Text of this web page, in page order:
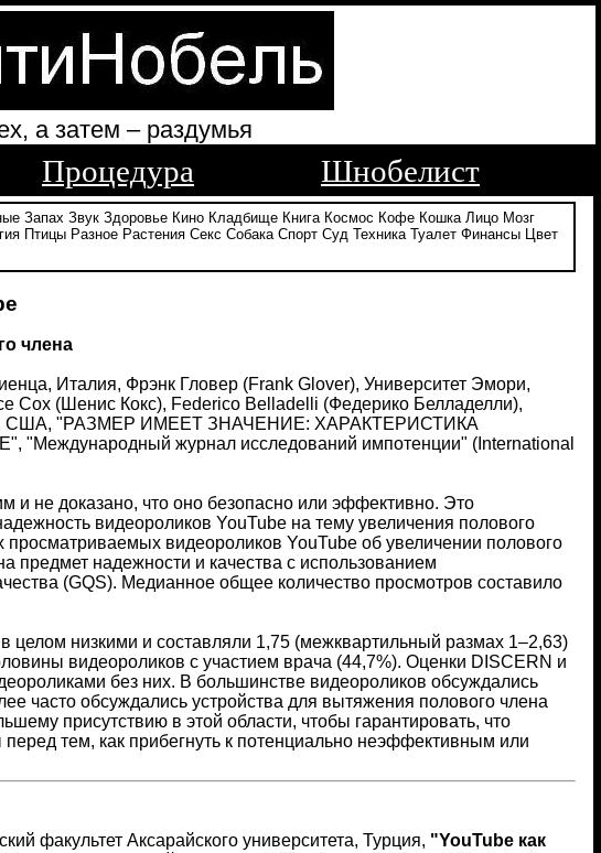
а затем – раздумья
Процедура Шнобелист
Запах Звук Здоровье Кино Кладбище Книга Космос Кофе Кошка Лицо Мозг
Птицы Разное Растения Секс Собака Спорт Суд Техника Туалет Финансы
Цвет
члена
Италия, Фрэнк Гловер (Frank Glover), Университет Эмори,
Cox (Шенис Кокс), Federico Belladelli (Федерико Белладелли),
США, "РАЗМЕР ИМЕЕТ ЗНАЧЕНИЕ: ХАРАКТЕРИСТИКА
журнал исследований импотенции" (International
и не доказано, что оно безопасно или эффективно. Это
видеороликов YouTube на тему увеличения полового
видеороликов YouTube об увеличении полового
надежности и качества с использованием
(GQS). Медианное общее количество просмотров составило
низкими и составляли 1,75 (межквартильный размах 1–2,63)
видеороликов с участием врача (44,7%). Оценки DISCERN и
без них. В большинстве видеороликов обсуждались
часто обсуждались устройства для вытяжения полового члена
присутствию в этой области, чтобы гарантировать, что
тем, как прибегнуть к потенциально неэффективным или
факультет Аксарайского университета, Турция, "YouTube как